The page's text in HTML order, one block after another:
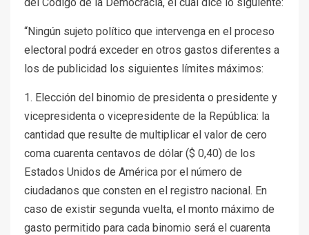
“Ningún sujeto político que intervenga en el proceso
electoral podrá exceder en otros gastos diferentes a
los de publicidad los siguientes límites máximos:
1. Elección del binomio de presidenta o presidente y
vicepresidenta o vicepresidente de la República: la
cantidad que resulte de multiplicar el valor de cero
coma cuarenta centavos de dólar ($ 0,40) de los
Estados Unidos de América por el número de
ciudadanos que consten en el registro nacional. En
caso de existir segunda vuelta, el monto máximo de
gasto permitido para cada binomio será el cuarenta